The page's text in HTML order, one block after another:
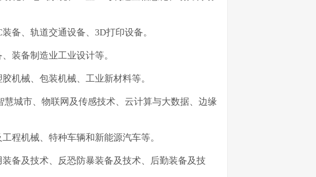
备、轨道交通设备、3D打印设备。
装备制造业工业设计等。
机械、包装机械、工业新材料等。
城市、物联网及传感技术、云计算与大数据、边缘
程机械、特种车辆和新能源汽车等。
备及技术、反恐防暴装备及技术、后勤装备及技